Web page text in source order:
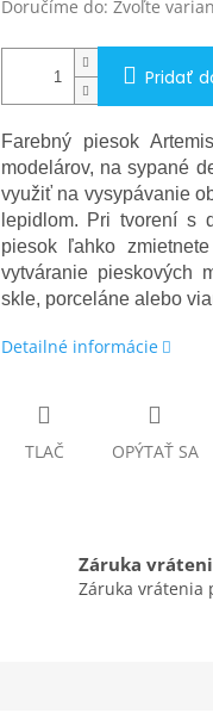
Doručíme do: Zvoľte
Pridať
Farebný piesok
modelárov, na sypané
využiť na vysypávanie
lepidlom. Pri tvorení s
piesok ľahko
vytváranie pieskových
skle, porceláne alebo
Detailné informácie
TLAČ OPÝTAŤ SA
Záruka
Záruka vrátenia